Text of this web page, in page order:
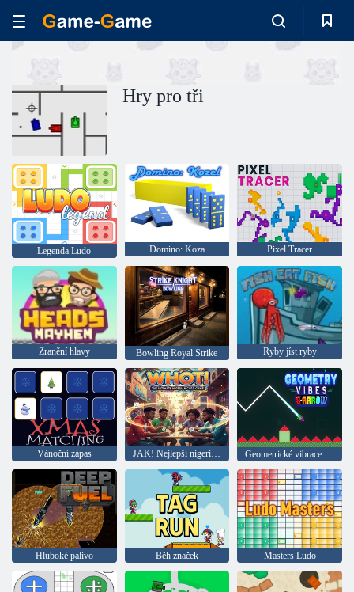
Hry pro tři
Legenda Ludo Domino: Koza Pixel Tracer
Zranění hlavy Bowling Royal Strike Ryby jíst ryby
Vánoční zápas JAK! Nejlepší nigerijská karetní hra Geometrické vibrace X-arrow
Hluboké palivo Běh značek Masters Ludo